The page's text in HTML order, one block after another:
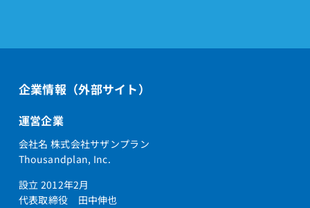
企業情報（外部サイト）
運営企業
会社名 株式会社サザンプラン
Thousandplan, Inc.
設立 2012年2月
代表取締役 田中伸也